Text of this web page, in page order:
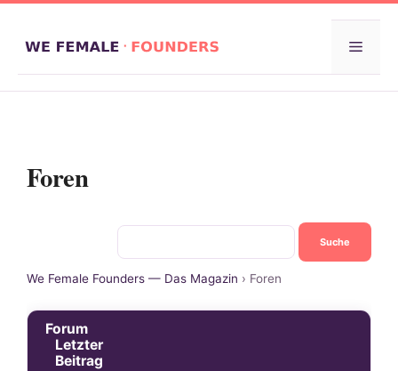
Menü
Foren
We Female Founders — Das Magazin › Foren
Forum
Letzter
Beitrag